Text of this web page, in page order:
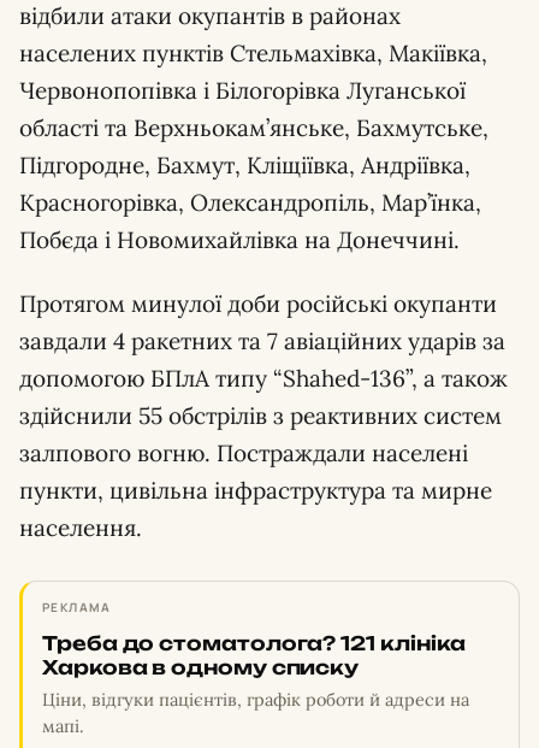
відбили атаки окупантів в районах
населених пунктів Стельмахівка, Макіївка,
Червонопопівка і Білогорівка Луганської
області та Верхньокам’янське, Бахмутське,
Підгородне, Бахмут, Кліщіївка, Андріївка,
Красногорівка, Олександропіль, Мар’їнка,
Побєда і Новомихайлівка на Донеччині.
Протягом минулої доби російські окупанти
завдали 4 ракетних та 7 авіаційних ударів за
допомогою БПлА типу “Shahed-136”, а також
здійснили 55 обстрілів з реактивних систем
залпового вогню. Постраждали населені
пункти, цивільна інфраструктура та мирне
населення.
РЕКЛАМА
Треба до стоматолога? 121 клініка
Харкова в одному списку
Ціни, відгуки пацієнтів, графік роботи й адреси на
мапі.